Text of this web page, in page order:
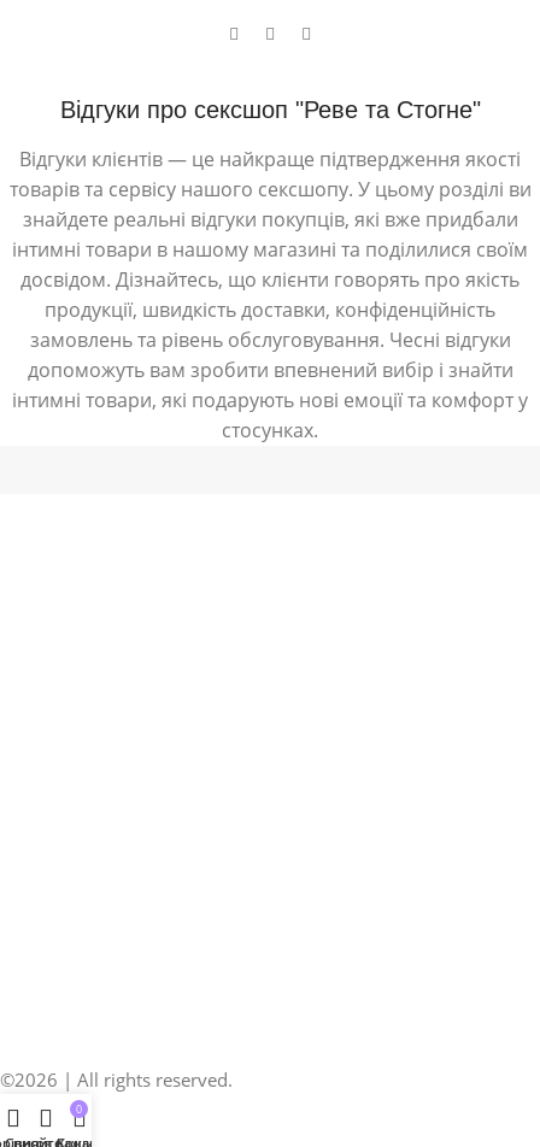
Відгуки про сексшоп "Реве та Стогне"
Відгуки клієнтів — це найкраще підтвердження якості
товарів та сервісу нашого сексшопу. У цьому розділі ви
знайдете реальні відгуки покупців, які вже придбали
інтимні товари в нашому магазині та поділилися своїм
досвідом. Дізнайтесь, що клієнти говорять про якість
продукції, швидкість доставки, конфіденційність
замовлень та рівень обслуговування. Чесні відгуки
допоможуть вам зробити впевнений вибір і знайти
інтимні товари, які подарують нові емоції та комфорт у
стосунках.
©2026 | All rights reserved.
Список бажань
0
Кошик